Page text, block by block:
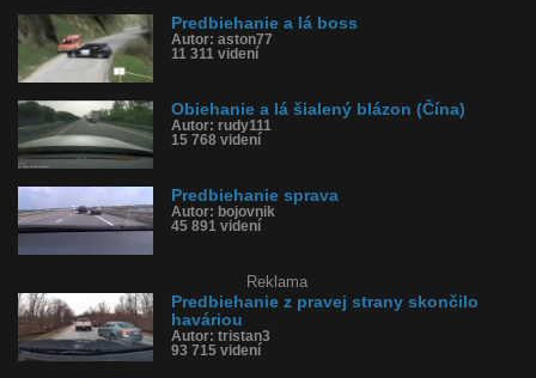
Kategória: auto-moto
Tagy: obiehanie, predbiehanie, prevrátil sa, pickup, nehoda,
dopravná nehoda, rusko
História sledovanosti videa:
Predbiehanie a lá boss
Autor: aston77
11 311 videní
Obiehanie a lá šialený blázon (Čína)
Autor: rudy111
15 768 videní
Predbiehanie sprava
Autor: bojovnik
45 891 videní
Reklama
Predbiehanie z pravej strany skončilo
haváriou
Autor: tristan3
93 715 videní